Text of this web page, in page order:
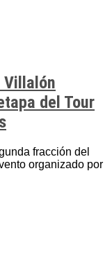
Villalón
del Tour
fracción del
organizado por